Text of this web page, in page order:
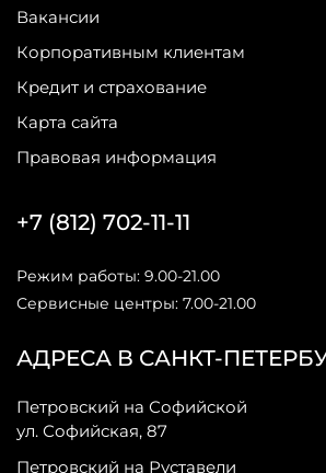
Вакансии
Корпоративным клиентам
Кредит и страхование
Карта сайта
Правовая информация
АДРЕСА В САНКТ-
Петровский на Софийской
ул. Софийская, 87
Петровский на Руставели
+7 (812) 702-11-11
Режим работы: 9.00-21.00
Сервисные центры: 7.00-21.00